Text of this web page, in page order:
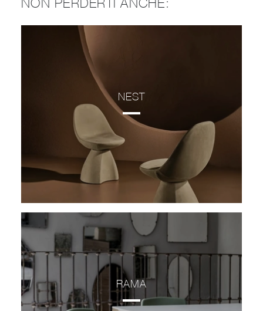
NON PERDERTI ANCHE:
NEST
RAMA